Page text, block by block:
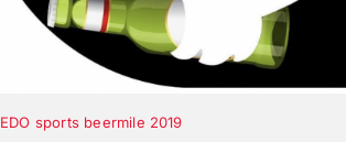
EDO sports beermile 2019